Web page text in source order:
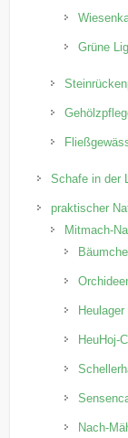
Grüne
Schafe in der
praktischer
Mitmach-
HeuHoj-
Nach-